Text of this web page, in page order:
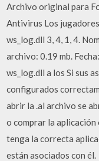
Archivo original para
Antivirus Los
ws_log.dll 3, 4, 1, 4.
archivo: 0.19 mb.
ws_log.dll a los Si sus
configurados
abrir la .al archivo se
o comprar la aplicación
tenga la correcta
están asociados con él.